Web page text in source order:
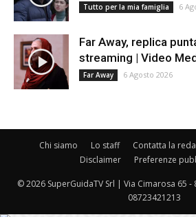
Tutto per la mia famiglia 6
Far Away, replica
streaming | Video
Far Away 6 Agosto 2026
Chi siamo Lo staff Contatta la
Disclaimer
Preferenze
© 2026 SuperGuidaTV Srl | Via Cimarosa 65 -
08723421213